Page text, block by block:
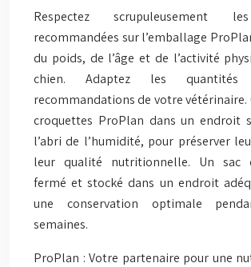
Respectez scrupuleusement
recommandées sur l’emballage
du poids, de l’âge et de l’activité
chien. Adaptez les
recommandations de votre vétérinaire.
croquettes ProPlan dans un endroit
l’abri de l’humidité, pour préserver
leur qualité nutritionnelle. Un sac
fermé et stocké dans un endroit
une conservation optimale
semaines.
ProPlan : Votre partenaire pour une